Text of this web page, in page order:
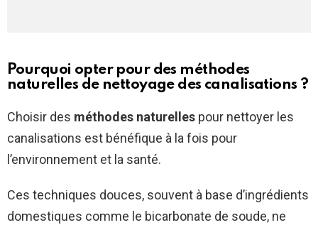
Pourquoi opter pour des méthodes
naturelles de nettoyage des canalisations ?
Choisir des méthodes naturelles pour nettoyer les
canalisations est bénéfique à la fois pour
l’environnement et la santé.
Ces techniques douces, souvent à base d’ingrédients
domestiques comme le bicarbonate de soude, ne